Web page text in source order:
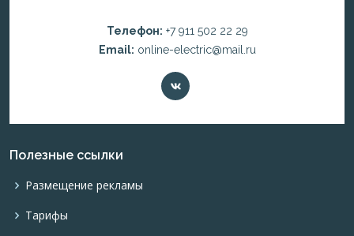
Телефон: +7 911 502 22 29
Email: online-electric@mail.ru
Полезные ссылки
Размещение рекламы
Тарифы